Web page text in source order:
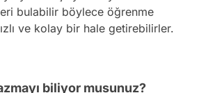
bulabilir böylece öğrenme
ve kolay bir hale getirebilirler.
biliyor musunuz?